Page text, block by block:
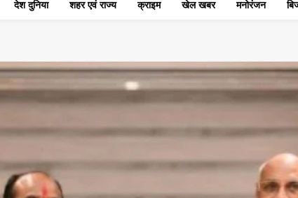
देश दुनिया शहर एवं राज्य क्राइम खेल खबर मनोरंजन